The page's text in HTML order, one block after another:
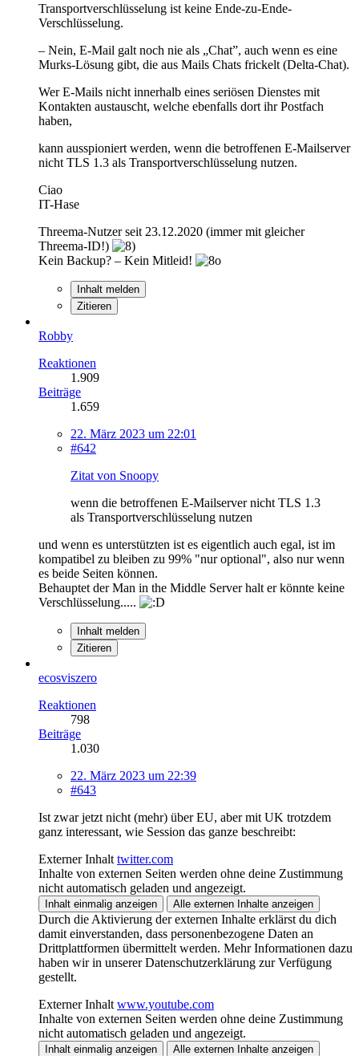
Transportverschlüsselung ist keine Ende-zu-Ende-
Verschlüsselung.
– Nein, E-Mail galt noch nie als „Chat”, auch wenn es eine
Murks-Lösung gibt, die aus Mails Chats frickelt (Delta-Chat).
Wer E-Mails nicht innerhalb eines seriösen Dienstes mit
Kontakten austauscht, welche ebenfalls dort ihr Postfach
haben,
kann ausspioniert werden, wenn die betroffenen E-Mailserver
nicht TLS 1.3 als Transportverschlüsselung nutzen.
Ciao
IT-Hase
Threema-Nutzer seit 23.12.2020 (immer mit gleicher
Threema-ID!)
Kein Backup? – Kein Mitleid!
Inhalt melden
Zitieren
Robby
Reaktionen
1.909
Beiträge
1.659
22. März 2023 um 22:01
#642
Zitat von Snoopy
wenn die betroffenen E-Mailserver nicht TLS 1.3
als Transportverschlüsselung nutzen
und wenn es unterstützten ist es eigentlich auch egal, ist im
kompatibel zu bleiben zu 99% "nur optional", also nur wenn
es beide Seiten können.
Behauptet der Man in the Middle Server halt er könnte keine
Verschlüsselung.....
Inhalt melden
Zitieren
ecosviszero
Reaktionen
798
Beiträge
1.030
22. März 2023 um 22:39
#643
Ist zwar jetzt nicht (mehr) über EU, aber mit UK trotzdem
ganz interessant, wie Session das ganze beschreibt:
Externer Inhalt twitter.com
Inhalte von externen Seiten werden ohne deine Zustimmung
nicht automatisch geladen und angezeigt.
Inhalt einmalig anzeigen Alle externen Inhalte anzeigen
Durch die Aktivierung der externen Inhalte erklärst du dich
damit einverstanden, dass personenbezogene Daten an
Drittplattformen übermittelt werden. Mehr Informationen dazu
haben wir in unserer Datenschutzerklärung zur Verfügung
gestellt.
Externer Inhalt www.youtube.com
Inhalte von externen Seiten werden ohne deine Zustimmung
nicht automatisch geladen und angezeigt.
Inhalt einmalig anzeigen Alle externen Inhalte anzeigen